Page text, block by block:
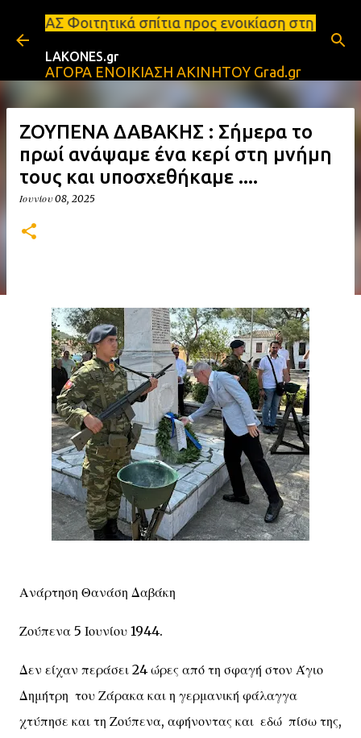
Μετάβαση στο κύριο περιεχόμενο
σπίτια προς ενοικίαση στη Σπάρτη
LAKONES.gr
ΑΓΟΡΑ ΕΝΟΙΚΙΑΣΗ ΑΚΙΝΗΤΟΥ Grad.gr
ΖΟΥΠΕΝΑ ΔΑΒΑΚΗΣ : Σήμερα το
πρωί ανάψαμε ένα κερί στη μνήμη
τους και υποσχεθήκαμε ....
Ιουνίου 08, 2025
Ανάρτηση Θανάση Δαβάκη
Ζούπενα 5 Ιουνίου 1944.
Δεν είχαν περάσει 24 ώρες από τη σφαγή στον Άγιο
Δημήτρη του Ζάρακα και η γερμανική φάλαγγα
χτύπησε και τη Ζούπενα, αφήνοντας και εδώ πίσω της,